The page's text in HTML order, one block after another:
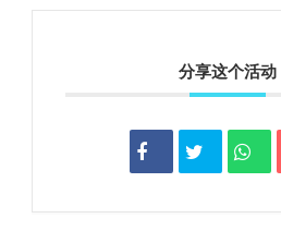
分享这个活动